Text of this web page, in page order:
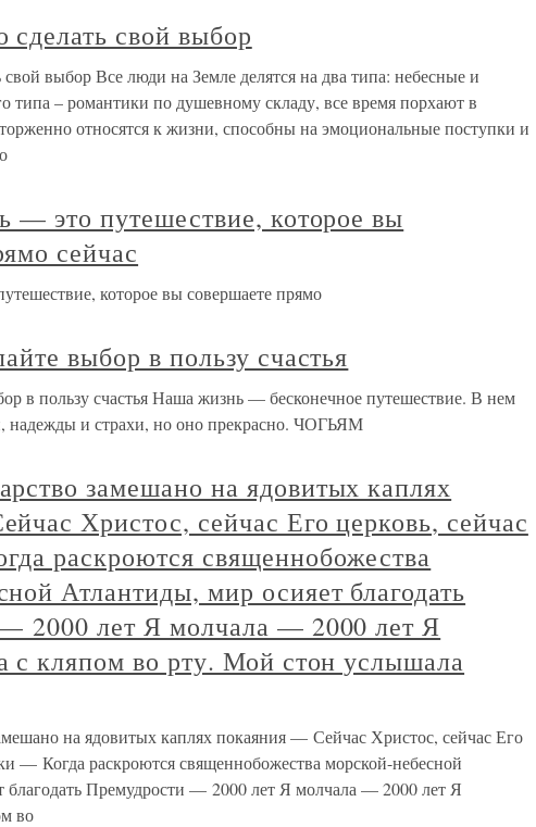
сделать свой выбор
выбор Все люди на Земле делятся на два типа: небесные и
типа – романтики по душевному складу, все время порхают в
относятся к жизни, способны на эмоциональные поступки и
— это путешествие, которое вы
сейчас
которое вы совершаете прямо
выбор в пользу счастья
в пользу счастья Наша жизнь — бесконечное путешествие. В нем
надежды и страхи, но оно прекрасно. ЧОГЬЯМ
замешано на ядовитых каплях
Христос, сейчас Его церковь, сейчас
раскроются священнобожества
Атлантиды, мир осияет благодать
2000 лет Я молчала — 2000 лет Я
с кляпом во рту. Мой стон услышала
на ядовитых каплях покаяния — Сейчас Христос, сейчас Его
— Когда раскроются священнобожества морской-небесной
благодать Премудрости — 2000 лет Я молчала — 2000 лет Я
во